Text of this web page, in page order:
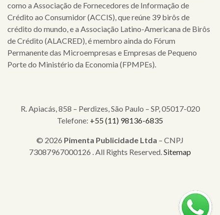
como a Associação de Fornecedores de Informação de
Crédito ao Consumidor (ACCIS), que reúne 39 birôs de
crédito do mundo, e a Associação Latino-Americana de Birôs
de Crédito (ALACRED), é membro ainda do Fórum
Permanente das Microempresas e Empresas de Pequeno
Porte do Ministério da Economia (FPMPEs).
R. Apiacás, 858 – Perdizes, São Paulo – SP, 05017-020
Telefone: +55 (11) 98136-6835
© 2026 Pimenta Publicidade Ltda – CNPJ
73087967000126 . All Rights Reserved.Sitemap